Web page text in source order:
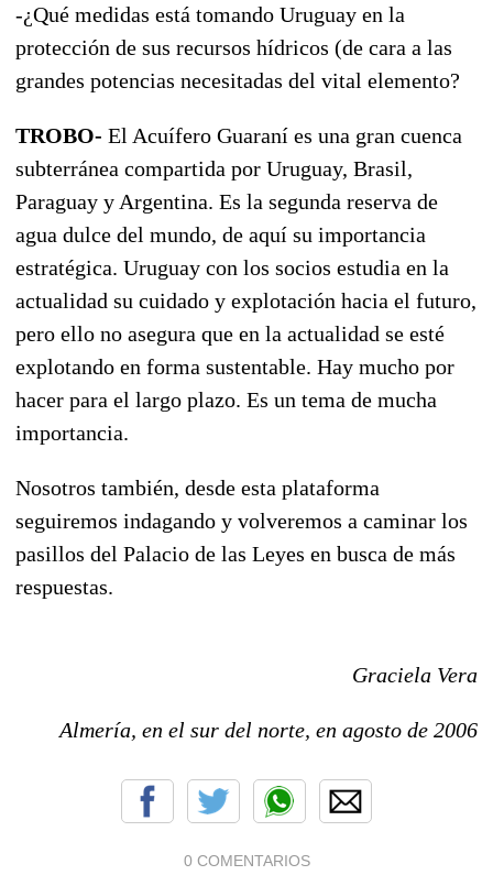
-¿Qué medidas está tomando Uruguay en la
protección de sus recursos hídricos (de cara a las
grandes potencias necesitadas del vital elemento?
TROBO- El Acuífero Guaraní es una gran cuenca
subterránea compartida por Uruguay, Brasil,
Paraguay y Argentina. Es la segunda reserva de
agua dulce del mundo, de aquí su importancia
estratégica. Uruguay con los socios estudia en la
actualidad su cuidado y explotación hacia el futuro,
pero ello no asegura que en la actualidad se esté
explotando en forma sustentable. Hay mucho por
hacer para el largo plazo. Es un tema de mucha
importancia.
Nosotros también, desde esta plataforma
seguiremos indagando y volveremos a caminar los
pasillos del Palacio de las Leyes en busca de más
respuestas.
Graciela Vera
Almería, en el sur del norte, en agosto de 2006
0 COMENTARIOS